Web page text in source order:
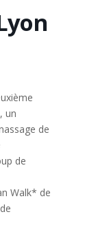
un
de
de
Walk* de